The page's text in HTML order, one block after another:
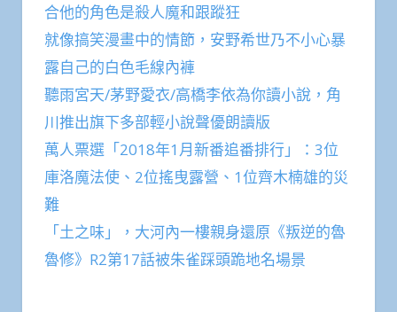
合他的角色是殺人魔和跟蹤狂
就像搞笑漫畫中的情節，安野希世乃不小心暴
露自己的白色毛線內褲
聽雨宮天/茅野愛衣/高橋李依為你讀小說，角
川推出旗下多部輕小說聲優朗讀版
萬人票選「2018年1月新番追番排行」：3位
庫洛魔法使、2位搖曳露營、1位齊木楠雄的災
難
「土之味」，大河內一樓親身還原《叛逆的魯
魯修》R2第17話被朱雀踩頭跪地名場景